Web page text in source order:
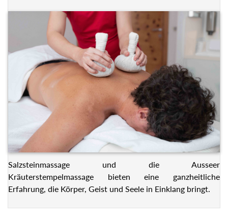
Salzsteinmassage und die Ausseer
Kräuterstempelmassage bieten eine ganzheitliche
Erfahrung, die Körper, Geist und Seele in Einklang bringt.